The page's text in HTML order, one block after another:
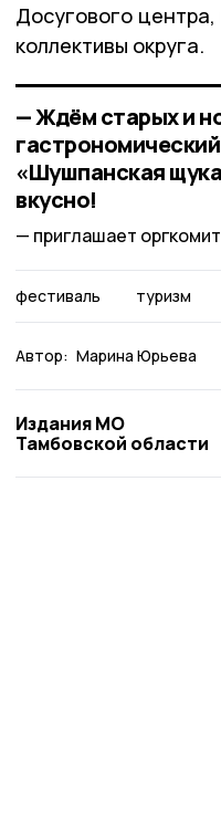
Досугового центра,
коллективы округа.
— Ждём старых и
«Шушпанская
вкусно!
приглашает
фестиваль туризм
Автор: Марина Юрьева
Издания МО
Тамбовской области